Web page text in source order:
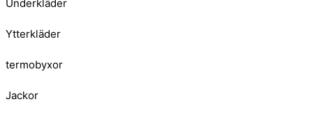
Underkläder
Ytterkläder
termobyxor
Jackor